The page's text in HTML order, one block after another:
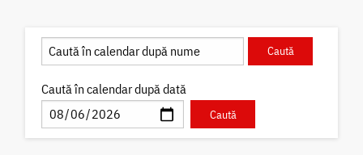
Caută în calendar după dată